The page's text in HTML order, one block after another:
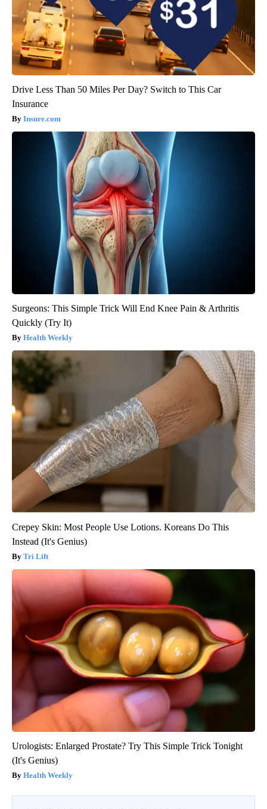
Drive Less Than 50 Miles Per Day? Switch to This Car
Insurance
Insure.com
Surgeons: This Simple Trick Will End Knee Pain & Arthritis
Quickly (Try It)
Health Weekly
Crepey Skin: Most People Use Lotions. Koreans Do This
Instead (It's Genius)
Tri Lift
Urologists: Enlarged Prostate? Try This Simple Trick Tonight
(It's Genius)
Health Weekly